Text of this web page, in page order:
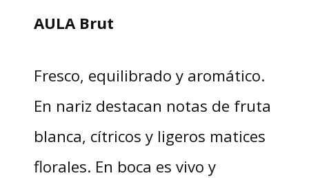
AULA Brut
Fresco, equilibrado y aromático.
En nariz destacan notas de fruta
blanca, cítricos y ligeros matices
florales. En boca es vivo y